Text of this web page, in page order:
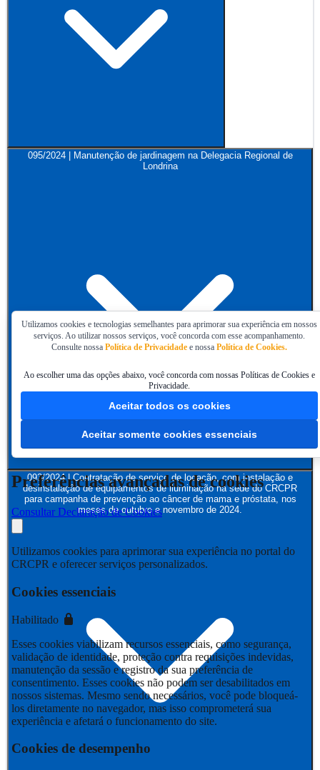
095/2024 | Manutenção de jardinagem na Delegacia Regional de
Londrina
093/2024 | Contratação de serviço de locação, com instalação e
desinstalação de equipamentos de iluminação na sede do CRCPR
para campanha de prevenção ao câncer de mama e próstata, nos
meses de outubro e novembro de 2024.
Utilizamos cookies e tecnologias semelhantes para aprimorar sua experiência em nossos
serviços. Ao utilizar nossos serviços, você concorda com esse acompanhamento.
Consulte nossa Política de Privacidade e nossa Política de Cookies.
Ao escolher uma das opções abaixo, você concorda com nossas Políticas de Cookies e
Privacidade.
Aceitar todos os cookies
Aceitar somente cookies essenciais
Preferências avançadas de cookies
Consultar Declaração de Cookies
Utilizamos cookies para aprimorar sua experiência no portal do
CRCPR e oferecer serviços personalizados.
Cookies essenciais
Habilitado
Esses cookies viabilizam recursos essenciais, como segurança,
validação de identidade, proteção contra requisições indevidas,
manutenção da sessão e registro da sua preferência de
consentimento. Esses cookies não podem ser desabilitados em
nossos sistemas. Mesmo sendo necessários, você pode bloqueá-
los diretamente no navegador, mas isso comprometerá sua
experiência e afetará o funcionamento do site.
Cookies de desempenho